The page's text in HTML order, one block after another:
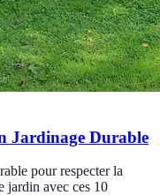
Jardinage Durable
pour respecter la
jardin avec ces 10